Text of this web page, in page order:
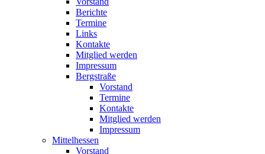
Berichte
Termine
Links
Kontakte
Mitglied werden
Impressum
Bergstraße
Vorstand
Termine
Kontakte
Mitglied werden
Impressum
Mittelhessen
Vorstand